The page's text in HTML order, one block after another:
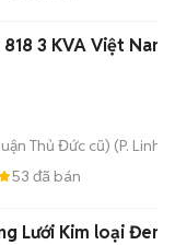
3 KVA Việt Nam
Thủ Đức cũ) (P. Linh
53 đã bán
Lưới Kim loại Đen